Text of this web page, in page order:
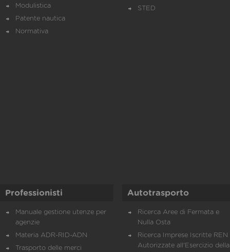
Modulistica
Patente nautica
Normativa
STED
Professionisti
Manuale gestione utenze per
agenzie
Materia ADR-RID-ADN
Trasporto delle merci
Autotrasporto
Ricerca Aree di Fermata e
Nulla Osta
Ricerca Imprese Iscritte REN
Autorizzate all'Esercizio della